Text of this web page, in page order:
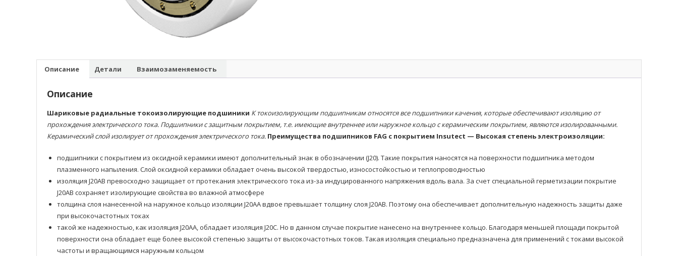
Описание Детали Взаимозаменяемость
Описание
Шариковые радиальные токоизолирующие подшиники К токоизолирующим подшипникам относятся все подшипники качения, которые обеспечивают изоляцию от
прохождения электрического тока. Подшипники с защитным покрытием, т.е. имеющие внутреннее или наружное кольцо с керамическим покрытием, являются изолированными.
Керамический слой изолирует от прохождения электрического тока. Преимущества подшипников FAG с покрытием Insutect — Высокая степень электроизоляции:
подшипники с покрытием из оксидной керамики имеют дополнительный знак в обозначении (J20). Такие покрытия наносятся на поверхности подшипника методом
плазменного напыления. Слой оксидной керамики обладает очень высокой твердостью, износостойкостью и теплопроводностью
изоляция J20AB превосходно защищает от протекания электрического тока из-за индуцированного напряжения вдоль вала. За счет специальной герметизации покрытие
J20AB сохраняет изолирующие свойства во влажной атмосфере
толщина слоя нанесенной на наружное кольцо изоляции J20AA вдвое превышает толщину слоя J20AB. Поэтому она обеспечивает дополнительную надежность защиты даже
при высокочастотных токах
такой же надежностью, как изоляция J20AA, обладает изоляция J20C. Но в данном случае покрытие нанесено на внутреннее кольцо. Благодаря меньшей площади покрытой
поверхности она обладает еще более высокой степенью защиты от высокочастотных токов. Такая изоляция специально предназначена для применений с токами высокой
частоты и вращающимся наружным кольцом